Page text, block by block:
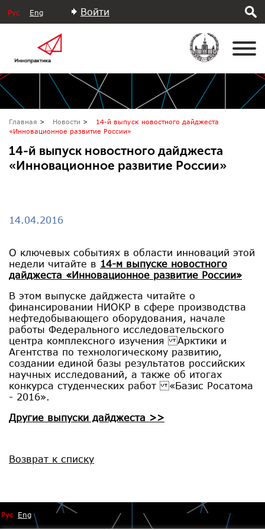
Рус Eng Войти
Главная Новости
14-й выпуск новостного дайджеста
«Инновационное развитие России»
14-й выпуск новостного дайджеста
«Инновационное развитие России»
14.04.2016
О ключевых событиях в области инноваций этой
недели читайте в 14-м выпуске новостного
дайджеста «Инновационное развитие России»
В этом выпуске дайджеста читайте о
финансировании НИОКР в сфере производства
нефтедобывающего оборудования, начале
работы Федерального исследовательского
центра комплексного изучения Арктики и
Агентства по технологическому развитию,
создании единой базы результатов российских
научных исследований, а также об итогах
конкурса студенческих работ «Базис Росатома
- 2016».
Другие выпуски дайджеста >>
Возврат к списку
Рус Eng